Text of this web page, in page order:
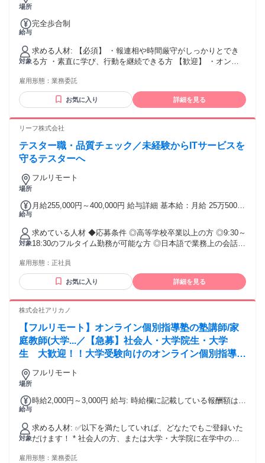
場所
給与
完全歩合制
対象
求める人材: 【必須】 ・報連相や時間厳守がしっかりとでき
る方 ・素直に学び、行動を継続できる方 【歓迎】 ・オンラ
・副業で収入を伸ばしたい方 ・大手企業で働いてるが、仕事
にやりがいを感じてない営業マン ・今の収入／環境に満足し
ていないという危機感や向上心がある方 【こんな方におすす
に、自分の市場価値を上げたい ・努力した分、成果として報
場所や時間に囚われずにスキルだけで勝負したい ・本気で営
業力を身につけたい 【活躍が難しい方】 ・受け身で指示待ち
できない方 ・数字や成果に向き合うことが苦手な方 ・コミュ
雇用形態： 業務委託
お気に入り 詳細を見る
リーフ株式会社
テスター職・品質チェック／未経験からITサービスを
守るテスターへ
場所
フルリモート
給与
月給255,000円～400,000円 給与詳細 基本給：月給 25万5000
払われる通勤・皆勤・家族手当金額：なし 全員に一律で支払
われるその他手当金額：なし 以下は一例です。 ■未経験スタ
ート／入社1年目 月給255,000円 × 12ヶ月＋賞与年2回 想定年
収 350万円〜 前職はアパレル販売。 ITやゲーム好きが高じて
き方を習得。半年目から単独でテスト範囲を担当。
対象
求めている人材 ◆応募条件 ◎高等学校卒業以上の方 ◎9:30～
18:30のフルタイム勤務が可能な方 ◎日本語で業務上の会話・
方 ◎基本的なPC操作ができる方 ◎決められた手順や情報管
理のルールを守れる方 ◎新しいシステムや業務知識を前向き
に学べる方 ◎業務に使用できる安定したインターネット環境
ンアプリに興味がある方 ◇Webサービスや業務システムを日
文字、数字、画面表示などの小さな違いに気づける方 ◇一人
で集中する作業と、チームでの連携を両立できる方 ◇分から
ないことをそのままにせず質問できる方 ◇チャットやWeb会
議で報告・相談ができる方 ◇接客中心ではなく、PCを使用す
る仕事に興味がある方 ◇未経験からIT分野の正社員を目指し
◇フリーターから正社員を目指している方 ◇初めて転職する
ム、PC、スマートフォンアプリが好きな方 ◇CRM、会計、
勤怠管理などの業務システムを使用した経験がある方 ◇Uタ
雇用形態： 正社員
お気に入り 詳細を見る
株式会社アリカノ
【フルリモート】オンライン個別指導塾の塾講師/家
庭教師(大学...／【急募】社会人・大学院生・大学
生 大歓迎！！大学受験向けのオンライン個別指導塾
の講師を募集！完全在宅で、自分のペースに合わせて
できるお仕事です。
場所
フルリモート
給与
時給2,000円～3,000円 給与: 時給欄に記載している報酬額は、
報酬になります。 報酬額は異なりますが、総合型選抜/推薦入
試対策の指導に対応できない方でもご登録いただくことが可
能です。 ◆総合型選抜/推薦入試対策の指導 ⭕総合型選抜/推
薦入試の十分な指導経験がある方：アドバンス教師 →指導1時
対象
求める人材: ✅️以下を満たしていれば、どなたでもご登録いた
だけます！ * 社会人の方、または大学・大学院に在学中の方 *
通話が途切れない速度が必要です） * 生徒さんを担当してか
雇用形態： 業務委託